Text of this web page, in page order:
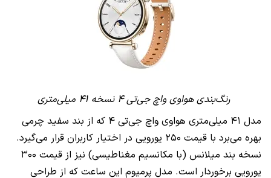
رنگ‌بندی هواوی واچ جی‌تی ۴ نسخه ۴۱ میلی‌متری
مدل ۴۱ میلی‌متری هواوی واچ جی‌تی ۴ که از بند سفید چرمی
بهره می‌برد با قیمت ۲۵۰ یورویی در اختیار کاربران قرار می‌گیرد.
نسخه بند میلانس (با مکانسیم مغناطیسی) نیز از قیمت ۳۰۰
یورویی برخوردار است. مدل پرمیوم این ساعت که از طراحی